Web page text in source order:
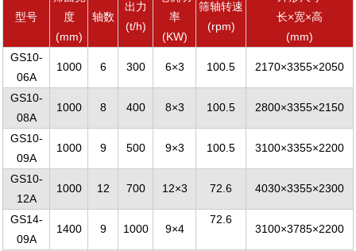
型号
度
(mm)
轴数
出力
(t/h)
率
(KW)
筛轴转速
(rpm)
长×宽×高
(mm)
GS10-
06A
1000 6 300 6×3 100.5 2170×3355×2050
GS10-
08A
1000 8 400 8×3 100.5 2800×3355×2150
GS10-
09A
1000 9 500 9×3 100.5 3100×3355×2200
GS10-
12A
1000 12 700 12×3 72.6 4030×3355×2300
GS14-
09A
1400 9 1000 9×4
72.6
3100×3785×2200